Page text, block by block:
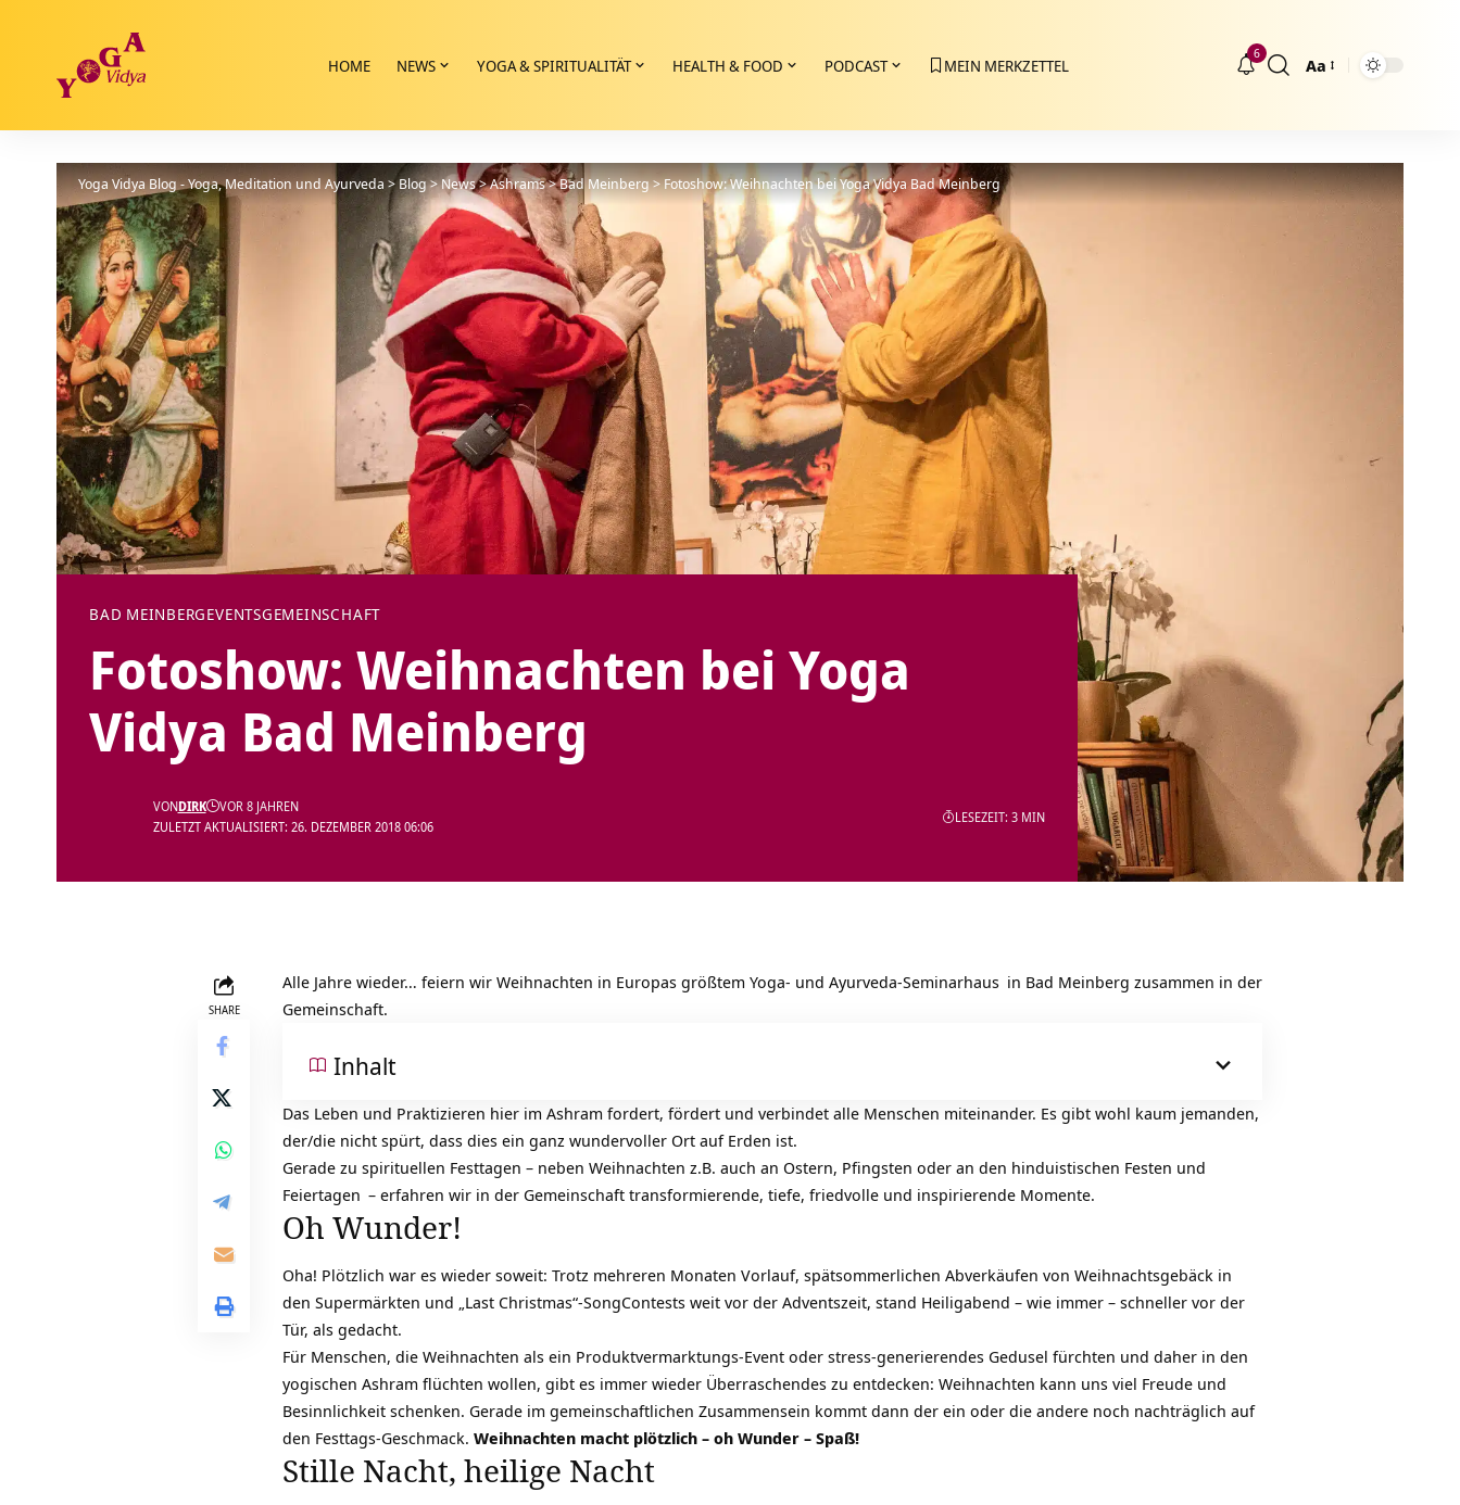
HOME NEWS YOGA & SPIRITUALITÄT HEALTH & FOOD PODCAST MEIN MERKZETTEL
6
Größenänderung
Aa
Yoga Vidya Blog - Yoga, Meditation und Ayurveda >Blog>News>Ashrams>Bad Meinberg>Fotoshow: Weihnachten bei Yoga Vidya Bad Meinberg
BAD MEINBERGEVENTSGEMEINSCHAFT
Fotoshow: Weihnachten bei Yoga
Vidya Bad Meinberg
ZULETZT AKTUALISIERT: 26. DEZEMBER 2018 06:06
VONDIRK VOR 8 JAHREN
LESEZEIT: 3 MIN
SHARE
Alle Jahre wieder… feiern wir Weihnachten in Europas größtem Yoga- und Ayurveda-Seminarhaus in Bad Meinberg zusammen in der
Gemeinschaft.
Inhalt
Das Leben und Praktizieren hier im Ashram fordert, fördert und verbindet alle Menschen miteinander. Es gibt wohl kaum jemanden,
der/die nicht spürt, dass dies ein ganz wundervoller Ort auf Erden ist.
Gerade zu spirituellen Festtagen – neben Weihnachten z.B. auch an Ostern, Pfingsten oder an den hinduistischen Festen und
Feiertagen – erfahren wir in der Gemeinschaft transformierende, tiefe, friedvolle und inspirierende Momente.
Oh Wunder!
Oha! Plötzlich war es wieder soweit: Trotz mehreren Monaten Vorlauf, spätsommerlichen Abverkäufen von Weihnachtsgebäck in
den Supermärkten und „Last Christmas“-SongContests weit vor der Adventszeit, stand Heiligabend – wie immer – schneller vor der
Tür, als gedacht.
Für Menschen, die Weihnachten als ein Produktvermarktungs-Event oder stress-generierendes Gedusel fürchten und daher in den
yogischen Ashram flüchten wollen, gibt es immer wieder Überraschendes zu entdecken: Weihnachten kann uns viel Freude und
Besinnlichkeit schenken. Gerade im gemeinschaftlichen Zusammensein kommt dann der ein oder die andere noch nachträglich auf
den Festtags-Geschmack. Weihnachten macht plötzlich – oh Wunder – Spaß!
Stille Nacht, heilige Nacht